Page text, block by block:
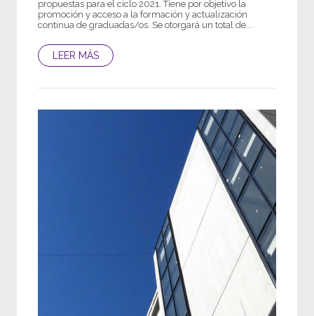
propuestas para el ciclo 2021. Tiene por objetivo la
promoción y acceso a la formación y actualización
continua de graduadas/os. Se otorgará un total de...
LEER MÁS